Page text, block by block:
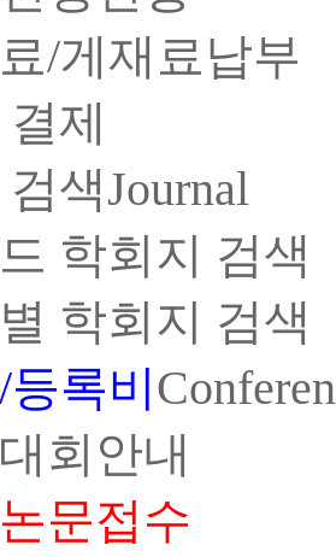
/게재료납부
제
색Journal
학회지 검색
학회지 검색
록비
회안내
문접수